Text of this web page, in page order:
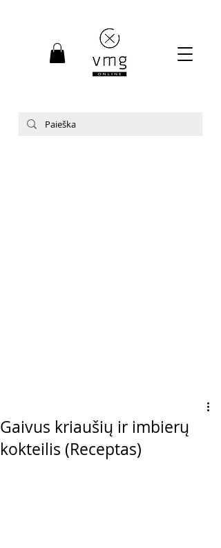
Gaivus kriaušių ir imbierų
kokteilis (Receptas)